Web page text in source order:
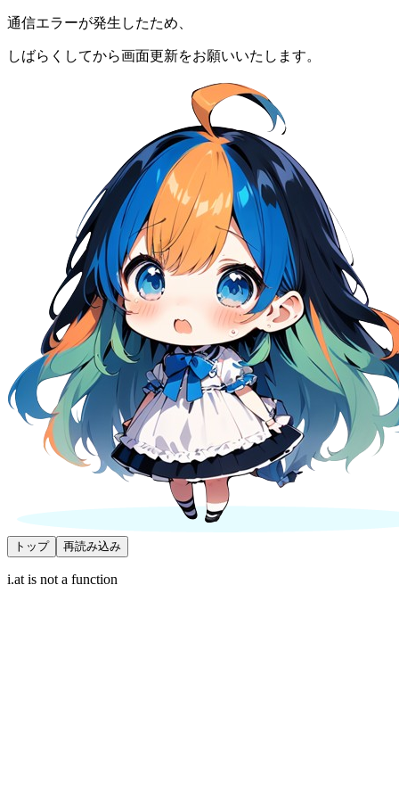
通信エラーが発生したため、
しばらくしてから画面更新をお願いいたします。
トップ 再読み込み
i.at is not a function